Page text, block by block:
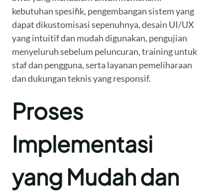
kebutuhan spesifik, pengembangan sistem yang
dapat dikustomisasi sepenuhnya, desain UI/UX
yang intuitif dan mudah digunakan, pengujian
menyeluruh sebelum peluncuran, training untuk
staf dan pengguna, serta layanan pemeliharaan
dan dukungan teknis yang responsif.
Proses
Implementasi
yang Mudah dan